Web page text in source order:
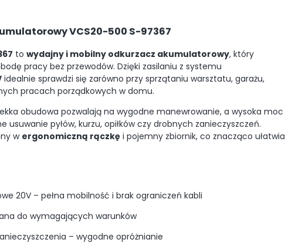
VCS20-500 S-97367
towydajny i mobilny odkurzacz akumulatorowy, który
pracy bez przewodów. Dzięki zasilaniu z systemu
idealnie sprawdzi się zarówno przy sprzątaniu warsztatu, garażu,
pracach porządkowych w domu.
obudowa pozwalają na wygodne manewrowanie, a wysoka moc
usuwanie pyłów, kurzu, opiłków czy drobnych zanieczyszczeń.
w ergonomiczną rączkę i pojemny zbiornik, co znacząco ułatwia
20V – pełna mobilność i brak ograniczeń kabli
do wymagających warunków
– wygodne opróżnianie